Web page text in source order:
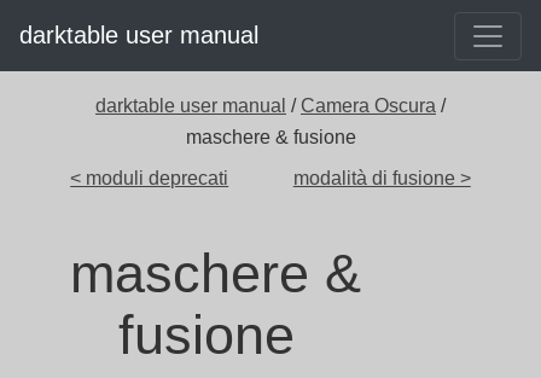
darktable user manual
darktable user manual / Camera Oscura /
maschere & fusione
< moduli deprecati
modalità di fusione >
maschere &
fusione